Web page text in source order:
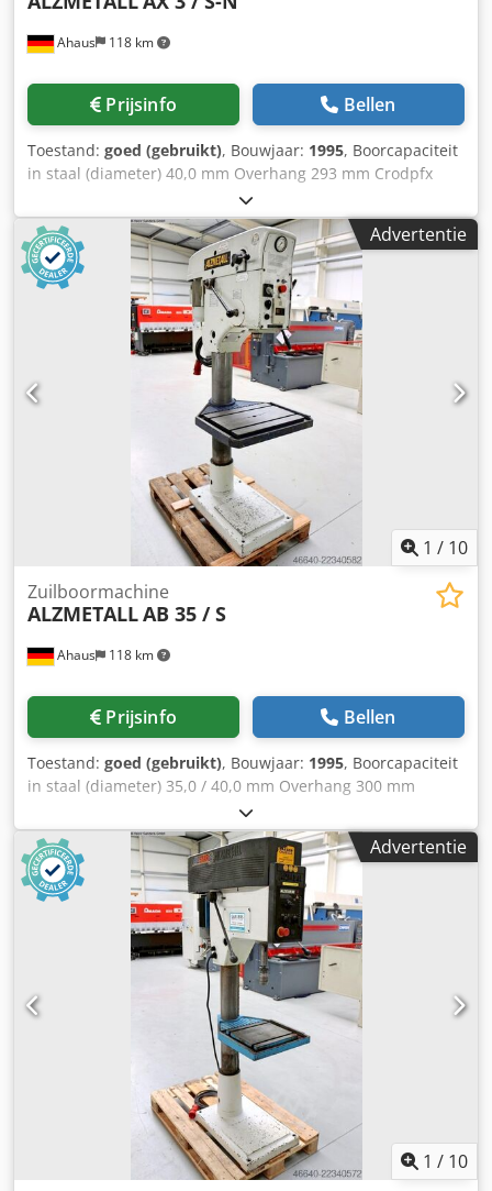
Ahaus 118 km
Prijsinfo Bellen
Toestand: goed (gebruikt), Bouwjaar: 1995, Boorcapaciteit
in staal (diameter) 40,0 mm Overhang 293 mm Crodpfx
Acozl E Uujnef Boorslag 140 mm Morse-kegel 3, korte
spindel MK Tafel: 420 x 350 mm Toerental 160 - 2250 tpm
Diameter kolom 115 mm Overhang 293 mm Afstand
spindel / tafel min. 117 / max. 701 mm T-gleuven 2 x 14 x
224 Totaal benodigd vermogen 1,45 / 1,90 kW Gewicht 370
kg Benodigde ruimte ca. 1200 x 800 x 1840 mm Actuele
nieuwprijs ~ 12.500 euro Speciale prijs op aanvraag
Uitrusting: - Robuuste zuilboormachine (V-snaar) - Continu
variabele toerentalregeling - Omkeerbare aandrijfmotor -
In hoogte verstelbare werktafel * met 2 T-gleuven - R/L
loop van de boorspindel (omkeerschakelaar) -
Hoofdschakelaar met motorbeveiligingsschakelaar -
Drukknoop (vergrendelbaar) voor NOODSTOP -
Gebruiksaanwijzing (PDF)
Advertentie
1 / 10
Ahaus 118 km
Zuilboormachine
ALZMETALLAB 35 / S
Prijsinfo Bellen
Toestand: goed (gebruikt), Bouwjaar: 1995, Boorcapaciteit
in staal (diameter) 35,0 / 40,0 mm Overhang 300 mm
Boorslag 180 mm Toerental 65,0 - 1.750 tpm Tafelafmeting
615 x 420 mm Zuilendiameter 155 mm Voorloop 0,1 / 0,2 /
0,3 mm/omwenteling Spindelopname MK 4
Motorvermogen 0,9 / 1,5 kW Gewicht 450 kg Afmetingen L-
B-H 800 x 650 x 1850 mm Uitvoering: - robuuste
zuilboormachine - traploze snelheidsregeling (V-snaar) -
automatische spindelvoorloop * met elektromagnetische
inbedding - poolomschakelbare motor - R/L draairichting
van de boorspindel - boordiepte-eindstop - machine tafel
met 2x T-gleuven Crsdpfxjzl E Uhe Acnjf * in hoogte
verstelbaar met handzwengel - noodstopknop aan de
voorkant - bedieningshandleiding (PDF)
Advertentie
1 / 10